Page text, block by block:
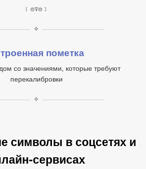
﹝⌾⍒⌾﹞
✧
пометка
со значениями, которые требуют
перекалибровки
✧
символы в соцсетях и